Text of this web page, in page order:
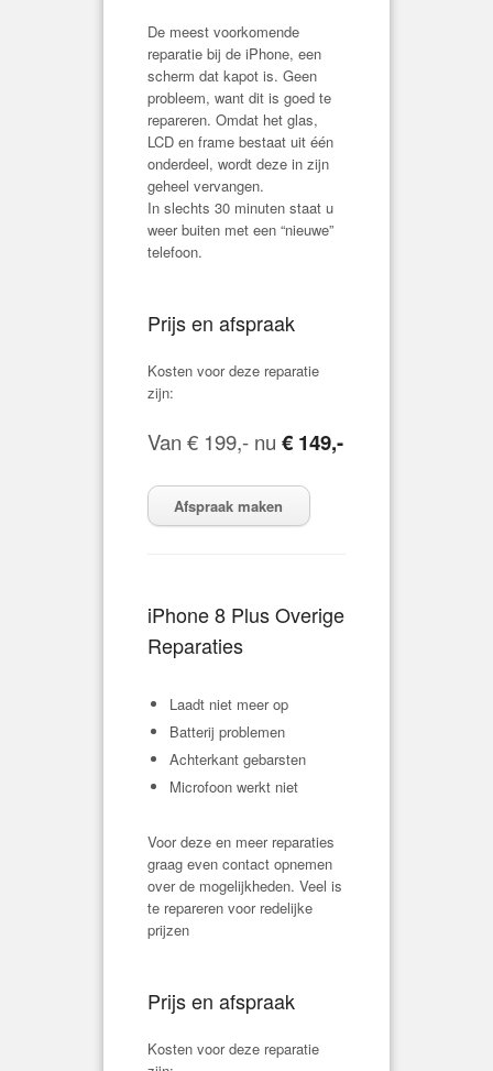
De meest voorkomende
reparatie bij de iPhone, een
scherm dat kapot is. Geen
probleem, want dit is goed te
repareren. Omdat het glas,
LCD en frame bestaat uit één
onderdeel, wordt deze in zijn
geheel vervangen.
In slechts 30 minuten staat u
weer buiten met een “nieuwe”
telefoon.
Prijs en afspraak
Kosten voor deze reparatie
zijn:
Van € 199,- nu € 149,-
Afspraak maken
iPhone 8 Plus Overige
Reparaties
Laadt niet meer op
Batterij problemen
Achterkant gebarsten
Microfoon werkt niet
Voor deze en meer reparaties
graag even contact opnemen
over de mogelijkheden. Veel is
te repareren voor redelijke
prijzen
Prijs en afspraak
Kosten voor deze reparatie